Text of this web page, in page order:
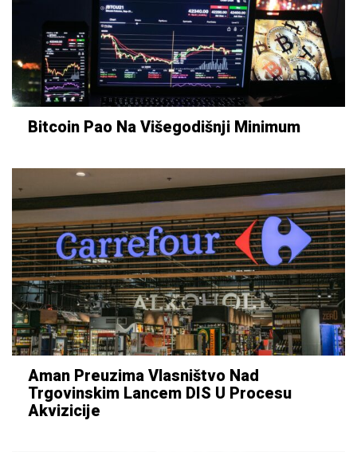
Bitcoin Pao Na Višegodišnji Minimum
Aman Preuzima Vlasništvo Nad
Trgovinskim Lancem DIS U Procesu
Akvizicije